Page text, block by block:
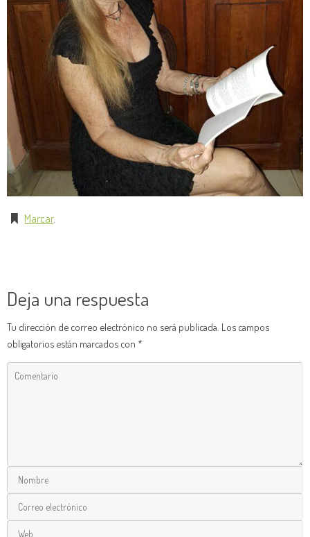
Marcar.
Deja una respuesta
Tu dirección de correo electrónico no será publicada. Los campos
obligatorios están marcados con *